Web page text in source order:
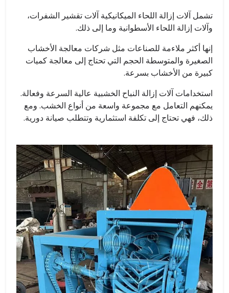
تشمل آلات إزالة اللحاء الميكانيكية آلات تقشير الشفرات،
وآلات إزالة اللحاء الأسطوانية وما إلى ذلك.
إنها أكثر ملاءمة للصناعات مثل شركات معالجة الأخشاب
الصغيرة والمتوسطة الحجم التي تحتاج إلى معالجة كميات
كبيرة من الأخشاب بسرعة.
استخدامات آلات إزالة النباح الخشبية عالية السرعة وفعالة.
يمكنهم التعامل مع مجموعة واسعة من أنواع الخشب. ومع
ذلك، فهي تحتاج إلى تكلفة استثمارية وتتطلب صيانة دورية.